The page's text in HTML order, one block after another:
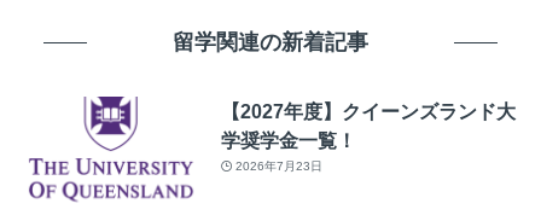
留学関連の新着記事
【2027年度】クイーンズランド大
学奨学金一覧！
2026年7月23日